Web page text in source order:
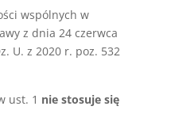
wspólnych w
z dnia 24 czerwca
U. z 2020 r. poz. 532
ust. 1 nie stosuje się